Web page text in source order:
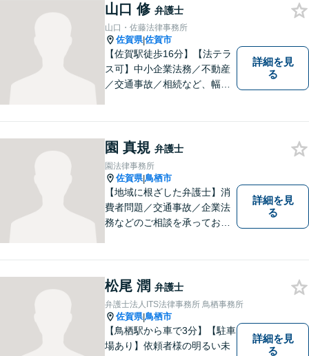
山口 修 弁護士
山口・佐藤法律事務所
佐賀県|佐賀市
【佐賀駅徒歩16分】【法テラ
ス可】中小企業法務／不動産
／交通事故／相続など、幅広
す。まずはお気軽にご相談く
ださい。【初回面談無料】
詳細を見
る
園 真規 弁護士
園法律事務所
佐賀県|鳥栖市
【地域に根ざした弁護士】消
費者問題／交通事故／企業法
務などのご相談を承っており
けしております。まずはお気
軽にお問い合わせください。
詳細を見
る
松尾 潤 弁護士
弁護士法人ITS法律事務所 鳥栖事務所
佐賀県|鳥栖市
【鳥栖駅から車で3分】【駐車
場あり】依頼者様の明るい未
詳細を見
る